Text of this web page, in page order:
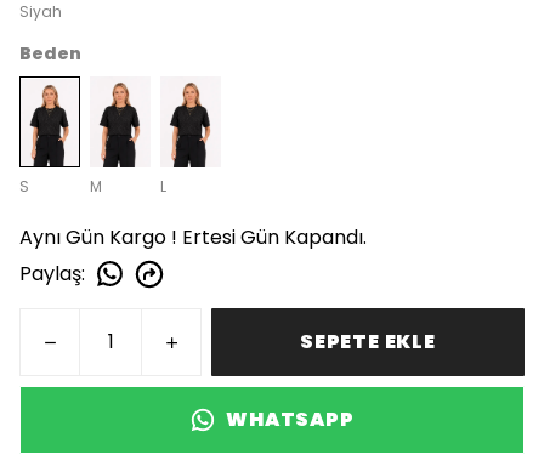
Siyah
Beden
S M L
Aynı Gün Kargo ! Ertesi Gün Kapandı.
Paylaş:
SEPETE EKLE
WHATSAPP